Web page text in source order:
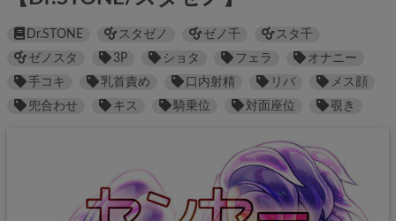
Dr.STONE スタゼノ ゼノ千
スタ千
ゼノスタ
3P ショタ フェラ
オナニー
手コキ
乳首責め 口内射精 リバ
メス顔
兜合わせ
キス 騎乗位 対面座位 覗き